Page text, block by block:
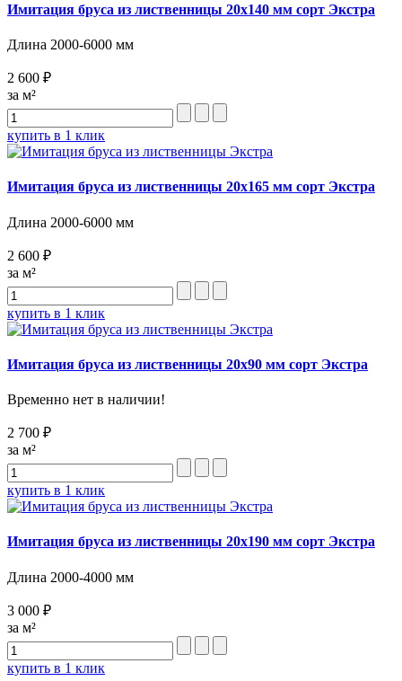
Имитация бруса из лиственницы 20х140 мм сорт Экстра
Длина 2000-6000 мм
2 600 ₽
за м²
купить в 1 клик
Имитация бруса из лиственницы 20х165 мм сорт Экстра
Длина 2000-6000 мм
2 600 ₽
за м²
купить в 1 клик
Имитация бруса из лиственницы 20х90 мм сорт Экстра
Временно нет в наличии!
2 700 ₽
за м²
купить в 1 клик
Имитация бруса из лиственницы 20х190 мм сорт Экстра
Длина 2000-4000 мм
3 000 ₽
за м²
купить в 1 клик